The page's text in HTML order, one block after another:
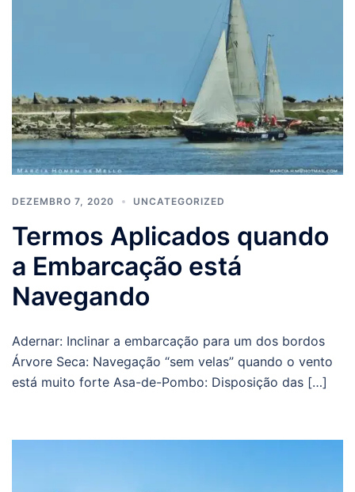
DEZEMBRO 7, 2020 UNCATEGORIZED
Termos Aplicados quando
a Embarcação está
Navegando
Adernar: Inclinar a embarcação para um dos bordos
Árvore Seca: Navegação “sem velas” quando o vento
está muito forte Asa-de-Pombo: Disposição das […]